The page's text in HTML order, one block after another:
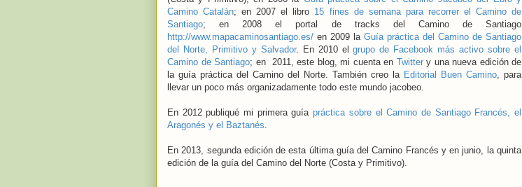
Camino Catalán; en 2007 el libro 15 fines de semana para recorrer el Camino de
Santiago; en 2008 el portal de tracks del Camino de Santiago
http://www.mapacaminosantiago.es/ en 2009 la Guía práctica del Camino de Santiago
del Norte, Primitivo y Salvador. En 2010 elgrupo de Facebook más activo sobre el
Camino de Santiago; en 2011, este blog, mi cuenta en Twittery una nueva edición de
la guía práctica del Camino del Norte. También creo la Editorial Buen Camino, para
llevar un poco más organizadamente todo este mundo jacobeo.
En 2012 publiqué mi primera guíapráctica sobre el Camino de Santiago Francés, el
Aragonés y el Baztanés.
En 2013, segunda edición de esta última guía del Camino Francés y en junio, la quinta
edición de la guía del Camino del Norte (Costa y Primitivo).